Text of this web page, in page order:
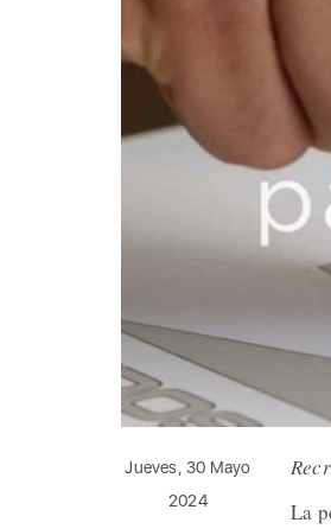
Jueves, 30 Mayo
2024
La